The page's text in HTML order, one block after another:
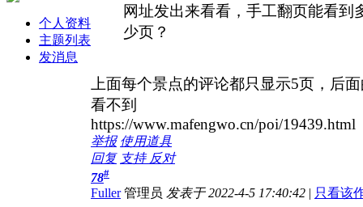
个人资料
主题列表
发消息
网址发出来看看，手工翻页能看到
少页？
上面每个景点的评论都只显示5页，后
看不到
https://www.mafengwo.cn/poi/19439.html
举报 使用道具
回复 支持 反对
78#
Fuller 管理员 发表于 2022-4-5 17:40:42 | 只看该